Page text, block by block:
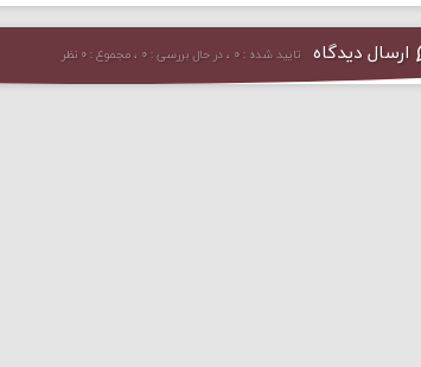
ارسال دیدگاه تایید شده : ۰ ، در حال بررسی : ۰ ، مجموع : ۰ نظر